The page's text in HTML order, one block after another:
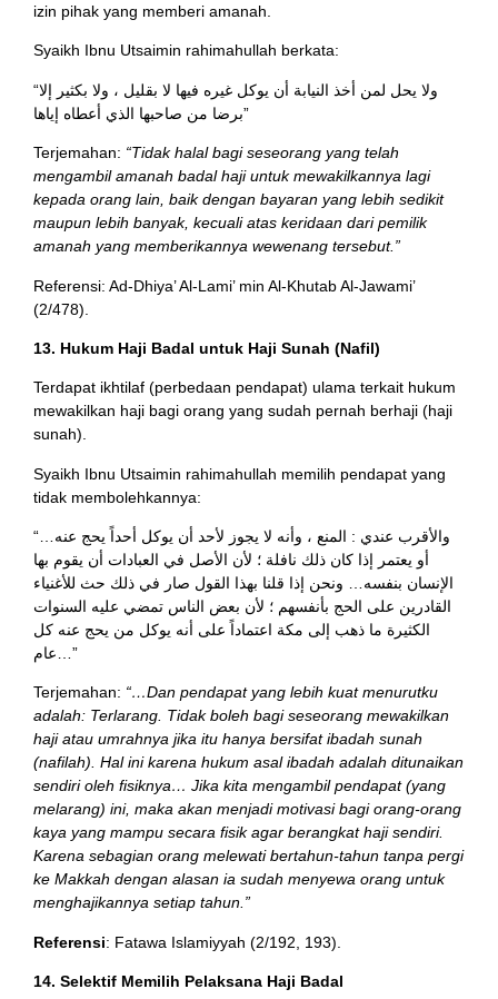
izin pihak yang memberi amanah.
Syaikh Ibnu Utsaimin rahimahullah berkata:
“ولا يحل لمن أخذ النيابة أن يوكل غيره فيها لا بقليل ، ولا بكثير إلا
برضا من صاحبها الذي أعطاه إياها”
Terjemahan: “Tidak halal bagi seseorang yang telah
mengambil amanah badal haji untuk mewakilkannya lagi
kepada orang lain, baik dengan bayaran yang lebih sedikit
maupun lebih banyak, kecuali atas keridaan dari pemilik
amanah yang memberikannya wewenang tersebut.”
Referensi: Ad-Dhiya’ Al-Lami’ min Al-Khutab Al-Jawami’
(2/478).
13. Hukum Haji Badal untuk Haji Sunah (Nafil)
Terdapat ikhtilaf (perbedaan pendapat) ulama terkait hukum
mewakilkan haji bagi orang yang sudah pernah berhaji (haji
sunah).
Syaikh Ibnu Utsaimin rahimahullah memilih pendapat yang
tidak membolehkannya:
“…والأقرب عندي : المنع ، وأنه لا يجوز لأحد أن يوكل أحداً يحج عنه
أو يعتمر إذا كان ذلك نافلة ؛ لأن الأصل في العبادات أن يقوم بها
الإنسان بنفسه… ونحن إذا قلنا بهذا القول صار في ذلك حث للأغنياء
القادرين على الحج بأنفسهم ؛ لأن بعض الناس تمضي عليه السنوات
الكثيرة ما ذهب إلى مكة اعتماداً على أنه يوكل من يحج عنه كل
عام…”
Terjemahan: “…Dan pendapat yang lebih kuat menurutku
adalah: Terlarang. Tidak boleh bagi seseorang mewakilkan
haji atau umrahnya jika itu hanya bersifat ibadah sunah
(nafilah). Hal ini karena hukum asal ibadah adalah ditunaikan
sendiri oleh fisiknya… Jika kita mengambil pendapat (yang
melarang) ini, maka akan menjadi motivasi bagi orang-orang
kaya yang mampu secara fisik agar berangkat haji sendiri.
Karena sebagian orang melewati bertahun-tahun tanpa pergi
ke Makkah dengan alasan ia sudah menyewa orang untuk
menghajikannya setiap tahun.”
Referensi: Fatawa Islamiyyah (2/192, 193).
14. Selektif Memilih Pelaksana Haji Badal